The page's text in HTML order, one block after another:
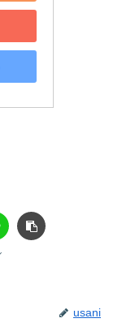
usani